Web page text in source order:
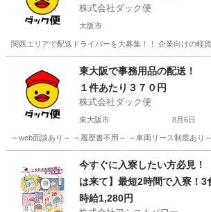
株式会社ダック便
大阪市
関西エリアで配送ドライバーを大募集！！ 企業向けの軽
配送 スポット
東大阪で事務用品の配送！
１件あたり３７０円
株式会社ダック便
東大阪市 8月6日
～web面談あり～ ～履歴書不用～ ～車両リース制度あ
配送 積み込み
今すぐに入寮したい方必見！
は来て】最短2時間で入寮！3
料！50代活躍中の超カンタン
時給1,280円